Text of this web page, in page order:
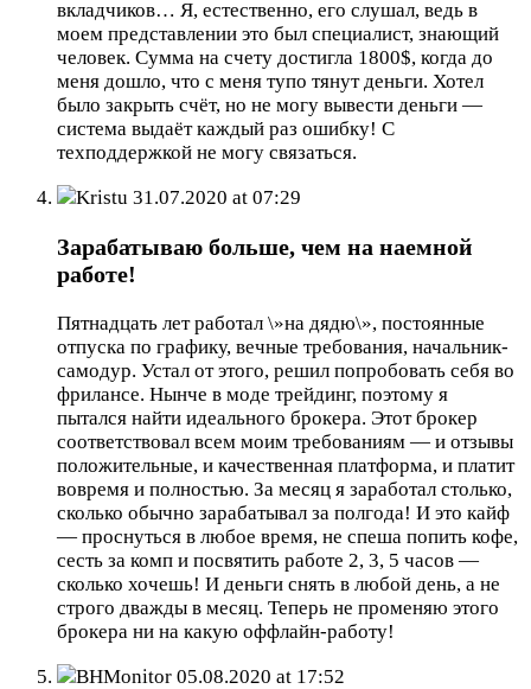
вкладчиков… Я, естественно, его слушал, ведь в
моем представлении это был специалист, знающий
человек. Сумма на счету достигла 1800$, когда до
меня дошло, что с меня тупо тянут деньги. Хотел
было закрыть счёт, но не могу вывести деньги —
система выдаёт каждый раз ошибку! С
техподдержкой не могу связаться.
Kristu 31.07.2020 at 07:29
Зарабатываю больше, чем на наемной
работе!
Пятнадцать лет работал \»на дядю\», постоянные
отпуска по графику, вечные требования, начальник-
самодур. Устал от этого, решил попробовать себя во
фрилансе. Нынче в моде трейдинг, поэтому я
пытался найти идеального брокера. Этот брокер
соответствовал всем моим требованиям — и отзывы
положительные, и качественная платформа, и платит
вовремя и полностью. За месяц я заработал столько,
сколько обычно зарабатывал за полгода! И это кайф
— проснуться в любое время, не спеша попить кофе,
сесть за комп и посвятить работе 2, 3, 5 часов —
сколько хочешь! И деньги снять в любой день, а не
строго дважды в месяц. Теперь не променяю этого
брокера ни на какую оффлайн-работу!
BHMonitor 05.08.2020 at 17:52